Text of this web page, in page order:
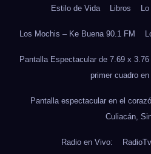
Estilo de Vida Libros
Los Mochis – Ke Buena 90.1 FM
Pantalla Espectacular de 7.69 x
primer cuadro
Pantalla espectacular en el
Culiacán,
Radio en Vivo: